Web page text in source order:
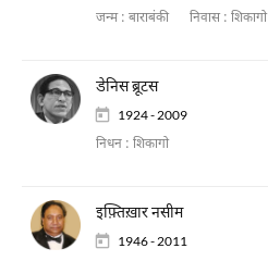
जन्म : बाराबंकी निवास : शिकागो
डेनिस ब्रूटस
1924 - 2009
निधन : शिकागो
इफ़्तिख़ार नसीम
1946 - 2011